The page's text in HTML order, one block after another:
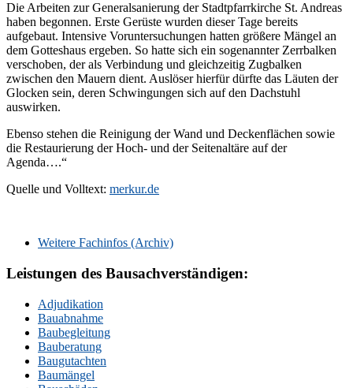
Die Arbeiten zur Generalsanierung der Stadtpfarrkirche St. Andreas
haben begonnen. Erste Gerüste wurden dieser Tage bereits
aufgebaut. Intensive Voruntersuchungen hatten größere Mängel an
dem Gotteshaus ergeben. So hatte sich ein sogenannter Zerrbalken
verschoben, der als Verbindung und gleichzeitig Zugbalken
zwischen den Mauern dient. Auslöser hierfür dürfte das Läuten der
Glocken sein, deren Schwingungen sich auf den Dachstuhl
auswirken.
Ebenso stehen die Reinigung der Wand und Deckenflächen sowie
die Restaurierung der Hoch- und der Seitenaltäre auf der
Agenda….“
Quelle und Volltext: merkur.de
Sidebar
Weitere Fachinfos (Archiv)
Leistungen des Bausachverständigen:
Adjudikation
Bauabnahme
Baubegleitung
Bauberatung
Baugutachten
Baumängel